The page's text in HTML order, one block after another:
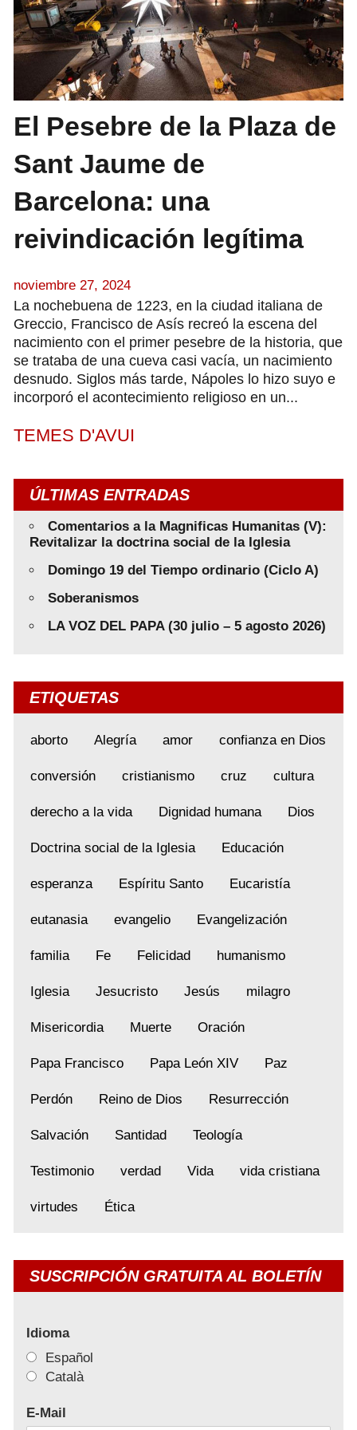
El Pesebre de la Plaza de
Sant Jaume de
Barcelona: una
reivindicación legítima
noviembre 27, 2024
La nochebuena de 1223, en la ciudad italiana de
Greccio, Francisco de Asís recreó la escena del
nacimiento con el primer pesebre de la historia, que
se trataba de una cueva casi vacía, un nacimiento
desnudo. Siglos más tarde, Nápoles lo hizo suyo e
incorporó el acontecimiento religioso en un...
TEMES D'AVUI
ÚLTIMAS ENTRADAS
Comentarios a la Magnificas Humanitas (V):
Revitalizar la doctrina social de la Iglesia
Domingo 19 del Tiempo ordinario (Ciclo A)
Soberanismos
LA VOZ DEL PAPA (30 julio – 5 agosto 2026)
ETIQUETAS
aborto Alegría amor confianza en Dios
conversión cristianismo cruz cultura
derecho a la vida Dignidad humana Dios
Doctrina social de la Iglesia Educación
esperanza Espíritu Santo Eucaristía
eutanasia evangelio Evangelización
familia Fe Felicidad humanismo
Iglesia Jesucristo Jesús milagro
Misericordia Muerte Oración
Papa Francisco Papa León XIV Paz
Perdón Reino de Dios Resurrección
Salvación Santidad Teología
Testimonio verdad Vida vida cristiana
virtudes Ética
SUSCRIPCIÓN GRATUITA AL BOLETÍN
Idioma
Español
Català
E-Mail